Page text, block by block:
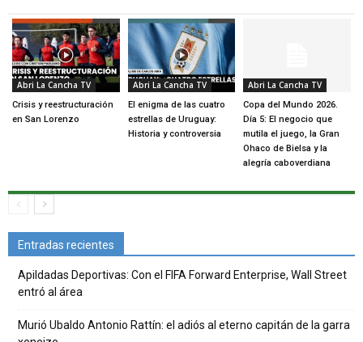
Abri La Cancha TV
Crisis y reestructuración
en San Lorenzo
Abri La Cancha TV
El enigma de las cuatro
estrellas de Uruguay:
Historia y controversia
Abri La Cancha TV
Copa del Mundo 2026.
Día 5: El negocio que
mutila el juego, la Gran
Ohaco de Bielsa y la
alegría caboverdiana
Entradas recientes
Apildadas Deportivas: Con el FIFA Forward Enterprise, Wall Street
entró al área
Murió Ubaldo Antonio Rattín: el adiós al eterno capitán de la garra